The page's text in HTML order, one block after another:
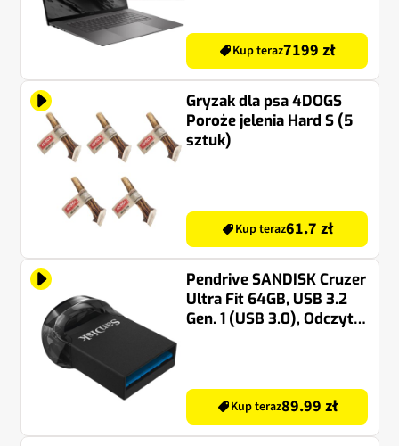
Kup teraz7199 zł
Gryzak dla psa 4DOGS
Poroże jelenia Hard S (5
sztuk)
Kup teraz61.7 zł
Pendrive SANDISK Cruzer
Ultra Fit 64GB, USB 3.2
Gen. 1 (USB 3.0), Odczyt
Kup teraz89.99 zł